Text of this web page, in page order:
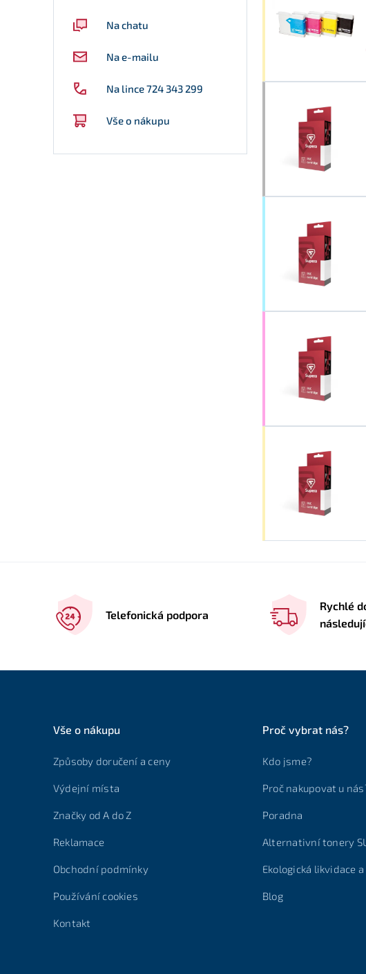
Na chatu
Na e-mailu
Na lince 724 343 299
Vše o nákupu
Telefonická podpora
Rychlé
Vše o nákupu
Způsoby doručení a ceny
Výdejní místa
Značky od A do Z
Reklamace
Obchodní podmínky
Používání cookies
Kontakt
Proč vybrat nás?
Kdo jsme?
Proč nakupovat u
Poradna
Alternativní tonery
Ekologická likvidace
Blog